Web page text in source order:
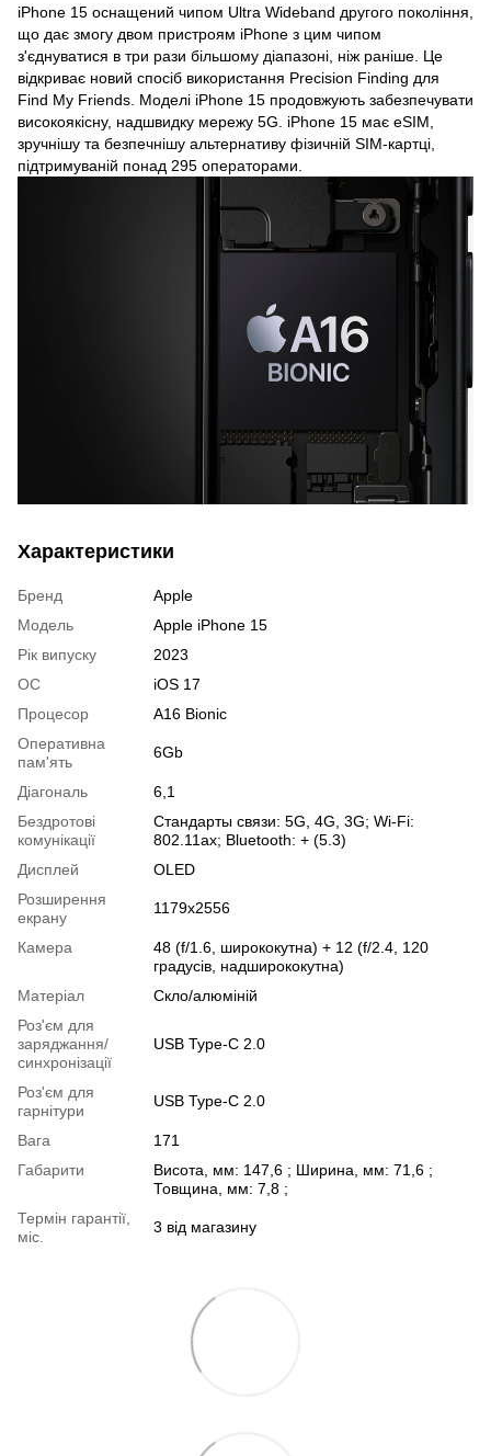
iPhone 15 оснащений чипом Ultra Wideband другого покоління,
що дає змогу двом пристроям iPhone з цим чипом
з'єднуватися в три рази більшому діапазоні, ніж раніше. Це
відкриває новий спосіб використання Precision Finding для
Find My Friends. Моделі iPhone 15 продовжують забезпечувати
високоякісну, надшвидку мережу 5G. iPhone 15 має eSIM,
зручнішу та безпечнішу альтернативу фізичній SIM-картці,
підтримуваній понад 295 операторами.
Характеристики
Бренд
Apple
Модель
Apple iPhone 15
Рік випуску
2023
ОС
iOS 17
Процесор
A16 Bionic
Оперативна
пам'ять
6Gb
Діагональ
6,1
Бездротові
комунікації
Стандарты связи: 5G, 4G, 3G; Wi-Fi:
802.11ax; Bluetooth: + (5.3)
Дисплей
OLED
Розширення
екрану
1179x2556
Камера
48 (f/1.6, ширококутна) + 12 (f/2.4, 120
градусів, надширококутна)
Матеріал
Скло/алюміній
Роз'єм для
заряджання/
синхронізації
USB Type-C 2.0
Роз'єм для
гарнітури
USB Type-C 2.0
Вага
171
Габарити
Висота, мм: 147,6 ; Ширина, мм: 71,6 ;
Товщина, мм: 7,8 ;
Термін гарантії,
міс.
3 від магазину